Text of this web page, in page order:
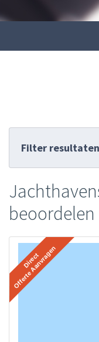
Filter resultaten
beoordelen